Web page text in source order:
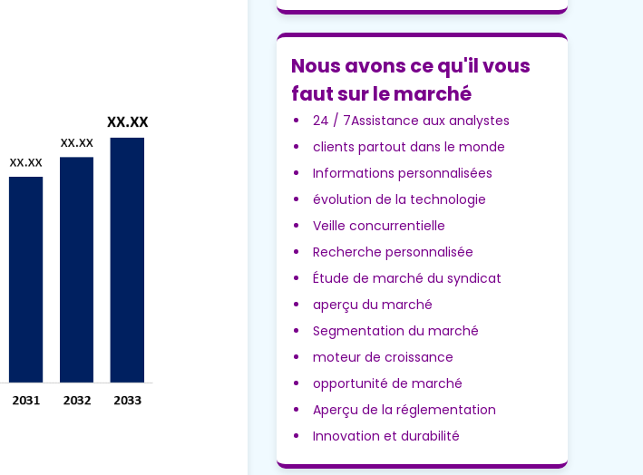
Nous avons ce qu'il vous
faut sur le marché
24 / 7Assistance aux analystes
clients partout dans le monde
Informations personnalisées
évolution de la technologie
Veille concurrentielle
Recherche personnalisée
Étude de marché du syndicat
aperçu du marché
Segmentation du marché
moteur de croissance
opportunité de marché
Aperçu de la réglementation
Innovation et durabilité